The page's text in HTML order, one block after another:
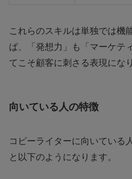
これらのスキルは単独では機
ば、「発想力」も「マーケテ
てこそ顧客に刺さる表現にな
向いている人の特徴
コピーライターに向いている
と以下のようになります。